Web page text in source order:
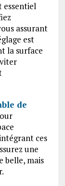
essentiel
assurant
est
la surface
de
ces
une
belle, mais